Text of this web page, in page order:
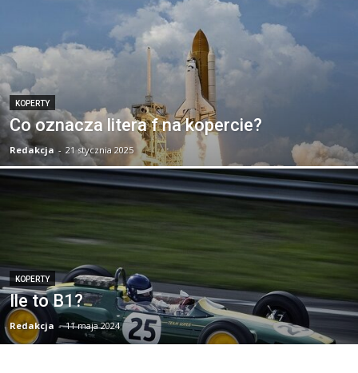
KOPERTY
Co oznacza litera f na kopercie?
Redakcja - 21 stycznia 2025
KOPERTY
Ile to B1?
Redakcja - 11 maja 2024